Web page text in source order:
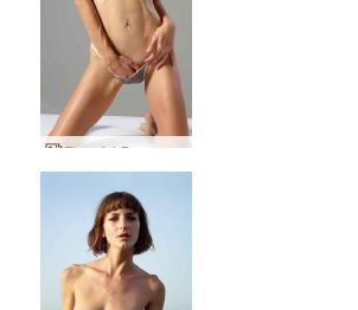
Flora frá Buenos Aires